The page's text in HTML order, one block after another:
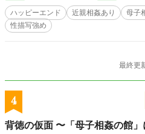
ハッピーエンド 近親相姦あり 母子
性描写強め
最終更
4
背徳の仮面 〜「母子相姦の館